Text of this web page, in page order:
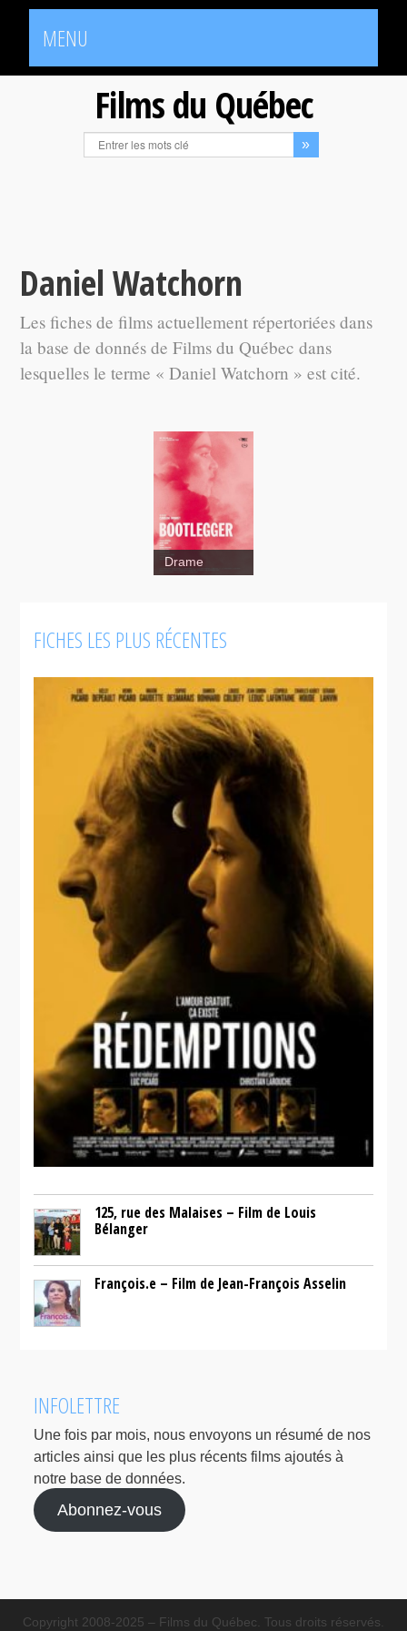
MENU
Films du Québec
Daniel Watchorn
Les fiches de films actuellement répertoriées dans
la base de donnés de Films du Québec dans
lesquelles le terme « Daniel Watchorn » est cité.
Drame
FICHES LES PLUS RÉCENTES
125, rue des Malaises – Film de Louis
Bélanger
François.e – Film de Jean-François Asselin
INFOLETTRE
Une fois par mois, nous envoyons un résumé de nos
articles ainsi que les plus récents films ajoutés à
notre base de données.
Abonnez-vous
Copyright 2008-2025 – Films du Québec. Tous droits réservés.